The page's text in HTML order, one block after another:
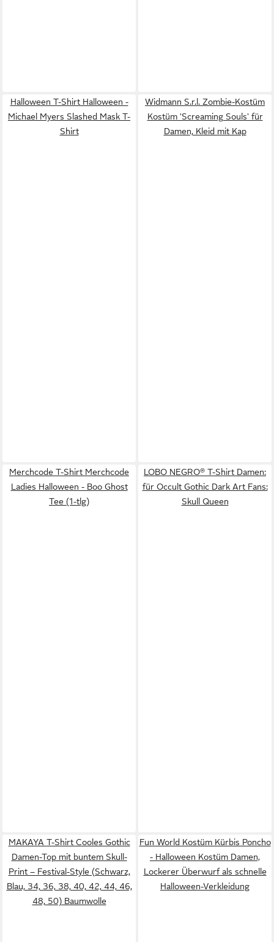
Halloween T-Shirt Halloween -
Michael Myers Slashed Mask T-
Shirt
Widmann S.r.l. Zombie-Kostüm
Kostüm 'Screaming Souls' für
Damen, Kleid mit Kap
Merchcode T-Shirt Merchcode
Ladies Halloween - Boo Ghost
Tee (1-tlg)
LOBO NEGRO® T-Shirt Damen:
für Occult Gothic Dark Art Fans:
Skull Queen
MAKAYA T-Shirt Cooles Gothic
Damen-Top mit buntem Skull-
Print – Festival-Style (Schwarz,
Blau, 34, 36, 38, 40, 42, 44, 46,
48, 50) Baumwolle
Fun World Kostüm Kürbis Poncho
- Halloween Kostüm Damen,
Lockerer Überwurf als schnelle
Halloween-Verkleidung